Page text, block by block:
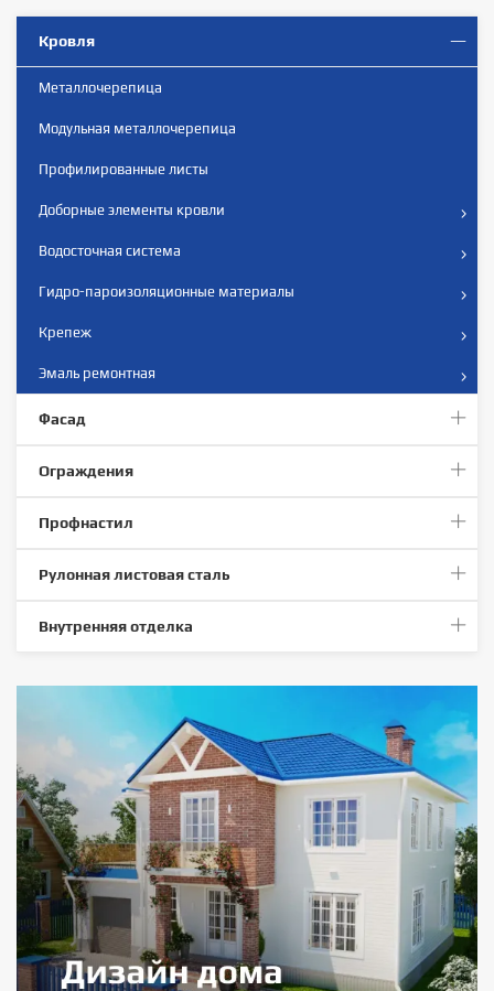
Кровля
Металлочерепица
Модульная металлочерепица
Профилированные листы
Доборные элементы кровли
Водосточная система
Гидро-пароизоляционные материалы
Крепеж
Эмаль ремонтная
Фасад
Ограждения
Профнастил
Рулонная листовая сталь
Внутренняя отделка